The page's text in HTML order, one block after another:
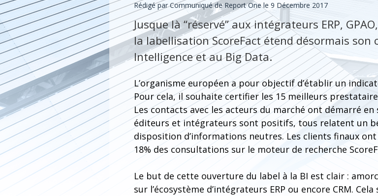
Rédigé par Communiqué de Report One le 9 Décembre 2017
Jusque là “réservé” aux intégrateurs ERP,
la labellisation ScoreFact étend désormais son
Intelligence et au Big Data.
L’organisme européen a pour objectif d’établir un
Pour cela, il souhaite certifier les 15 meilleurs
Les contacts avec les acteurs du marché ont démarré
éditeurs et intégrateurs sont positifs, tous relatent un
disposition d’informations neutres. Les clients finaux
18% des consultations sur le moteur de recherche
Le but de cette ouverture du label à la BI est clair :
sur l’écosystème d’intégrateurs ERP ou encore CRM.